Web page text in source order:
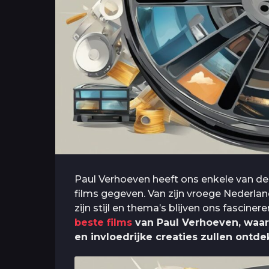
Paul Verhoeven heeft ons enkele van
films gegeven. Van zijn vroege
zijn stijl en thema’s blijven ons
beste films van Paul Verhoeven,
en invloedrijke creaties zullen